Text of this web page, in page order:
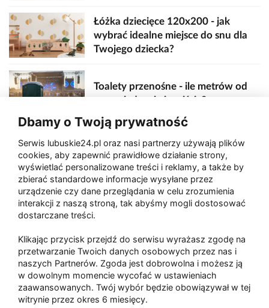
Łóżka dziecięce 120x200 - jak
wybrać idealne miejsce do snu dla
Twojego dziecka?
Toalety przenośne - ile metrów od
sceny, jedzenia i wejścia?
Zaatakował seniora na "kwadracie"
Akcja po pożarze w Gorzowie.
Ruszyła rozbiórka ściany spalonej
Paliwa
Raport Dodaj raport
Sport
Dbamy o Twoją prywatność
Serwis lubuskie24.pl oraz nasi partnerzy używają plików
cookies, aby zapewnić prawidłowe działanie strony,
wyświetlać personalizowane treści i reklamy, a także by
zbierać standardowe informacje wysyłane przez
urządzenie czy dane przeglądania w celu zrozumienia
interakcji z naszą stroną, tak abyśmy mogli dostosować
dostarczane treści.
Klikając przycisk przejdź do serwisu wyrażasz zgodę na
przetwarzanie Twoich danych osobowych przez nas i
naszych Partnerów. Zgoda jest dobrowolna i możesz ją
w dowolnym momencie wycofać w ustawieniach
zaawansowanych. Twój wybór będzie obowiązywał w tej
witrynie przez okres 6 miesięcy.